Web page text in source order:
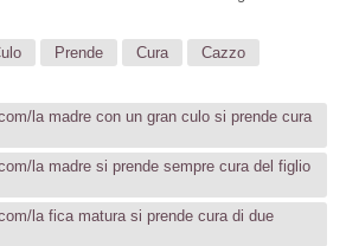
Prende Cura
Cazzo
la madre con un gran culo si prende cura
la madre si prende sempre cura del figlio
la fica matura si prende cura di due